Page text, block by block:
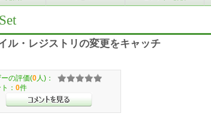
ル・レジストリの変更をキャッチ
ーの評価(0 人)：
： 0件